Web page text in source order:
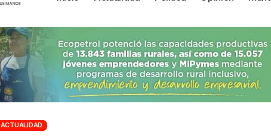
ACTUALIDAD